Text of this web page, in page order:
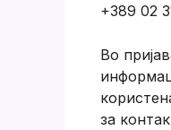
+389 02
Во
за